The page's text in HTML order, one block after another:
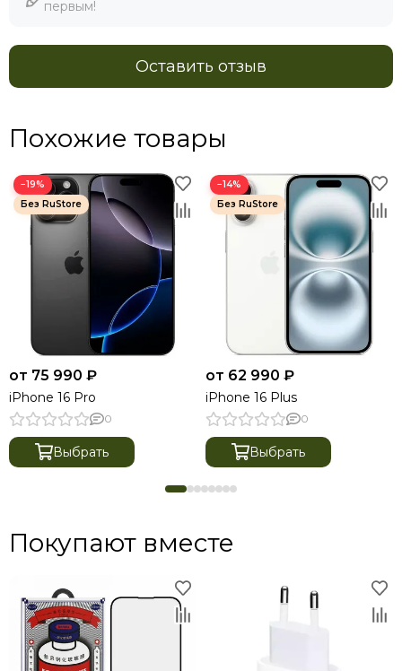
первым!
Оставить отзыв
Похожие товары
−19%
от 75 990 ₽
iPhone 16 Pro
0
Выбрать
−14%
от 62 990 ₽
iPhone 16 Plus
0
Выбрать
Покупают вместе